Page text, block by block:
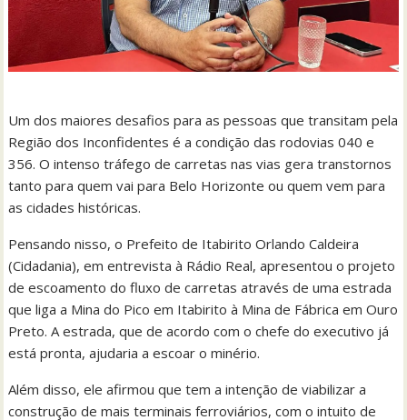
Um dos maiores desafios para as pessoas que transitam pela
Região dos Inconfidentes é a condição das rodovias 040 e
356. O intenso tráfego de carretas nas vias gera transtornos
tanto para quem vai para Belo Horizonte ou quem vem para
as cidades históricas.
Pensando nisso, o Prefeito de Itabirito Orlando Caldeira
(Cidadania), em entrevista à Rádio Real, apresentou o projeto
de escoamento do fluxo de carretas através de uma estrada
que liga a Mina do Pico em Itabirito à Mina de Fábrica em Ouro
Preto. A estrada, que de acordo com o chefe do executivo já
está pronta, ajudaria a escoar o minério.
Além disso, ele afirmou que tem a intenção de viabilizar a
construção de mais terminais ferroviários, com o intuito de